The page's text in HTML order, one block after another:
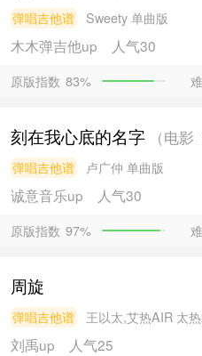
弹唱吉他谱 Sweety 单曲版
木木弹吉他up 人气30
原版指数 83%
刻在我心底的名字 （电影
弹唱吉他谱 卢广仲 单曲版
诚意音乐up 人气30
原版指数 97%
周旋
弹唱吉他谱 王以太,艾热AIR 太
刘禹up 人气25